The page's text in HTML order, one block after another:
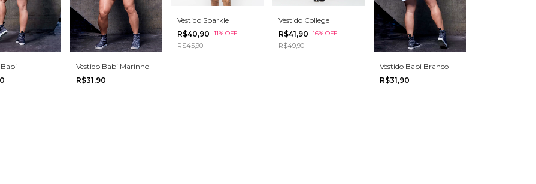
Vestido Babi Marinho
R$31,90
Vestido Sparkle
R$40,90 -11% OFF
R$45,90
Vestido College
R$41,90 -16% OFF
R$49,90
Vestido Babi Branco
R$31,90